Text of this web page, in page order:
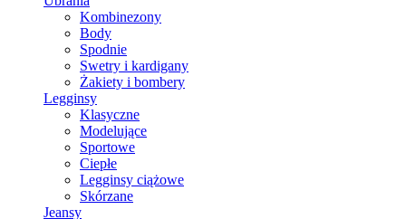
Kombinezony
Body
Spodnie
Swetry i kardigany
Żakiety i bombery
Legginsy
Klasyczne
Modelujące
Sportowe
Ciepłe
Legginsy ciążowe
Skórzane
Jeansy